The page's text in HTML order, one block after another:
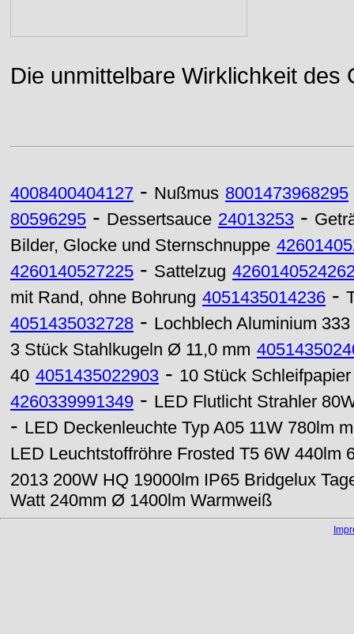
Die unmittelbare Wirklichkeit des
4008400404127 - Nußmus 8001473968295
80596295 - Dessertsauce 24013253 -
Bilder, Glocke und Sternschnuppe
4260140527225 - Sattelzug
mit Rand, ohne Bohrung 4051435014236 -
4051435032728 - Lochblech Aluminium
3 Stück Stahlkugeln Ø 11,0 mm
40 4051435022903 - 10 Stück
4260339991349 - LED Flutlicht Strahler
- LED Deckenleuchte Typ A05 11W 780lm
LED Leuchtstoffröhre Frosted T5 6W 440lm
2013 200W HQ 19000lm IP65 Bridgelux
Watt 240mm Ø 1400lm Warmweiß